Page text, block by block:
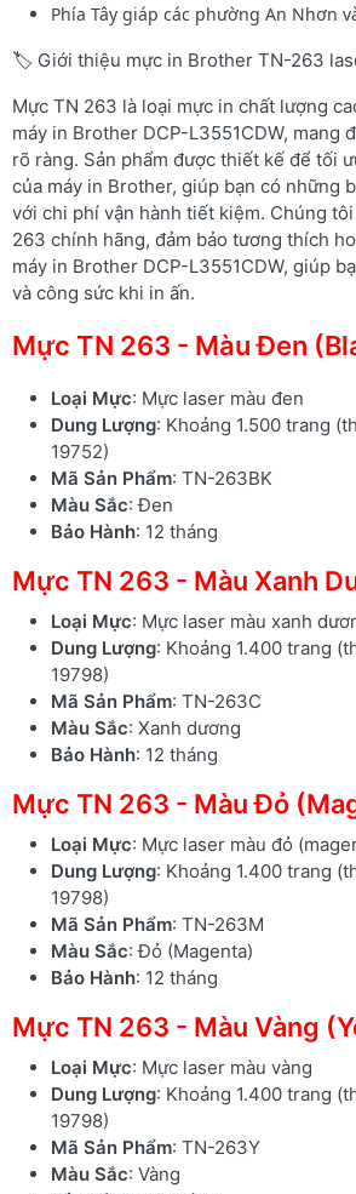
Phía Tây giáp các phường An Nhơn
🏷️ Giới thiệu mực in Brother TN-263
Mực TN 263 là loại mực in chất lượng
máy in Brother DCP-L3551CDW, mang
rõ ràng. Sản phẩm được thiết kế để tối
của máy in Brother, giúp bạn có những
với chi phí vận hành tiết kiệm. Chúng
263 chính hãng, đảm bảo tương thích
máy in Brother DCP-L3551CDW, giúp
và công sức khi in ấn.
Mực TN 263 - Màu Đen
Loại Mực: Mực laser màu đen
Dung Lượng: Khoảng 1.500 trang
19752)
Mã Sản Phẩm: TN-263BK
Màu Sắc: Đen
Bảo Hành: 12 tháng
Mực TN 263 - Màu Xanh
Loại Mực: Mực laser màu xanh
Dung Lượng: Khoảng 1.400 trang
19798)
Mã Sản Phẩm: TN-263C
Màu Sắc: Xanh dương
Bảo Hành: 12 tháng
Mực TN 263 - Màu Đỏ
Loại Mực: Mực laser màu đỏ
Dung Lượng: Khoảng 1.400 trang
19798)
Mã Sản Phẩm: TN-263M
Màu Sắc: Đỏ (Magenta)
Bảo Hành: 12 tháng
Mực TN 263 - Màu Vàng
Loại Mực: Mực laser màu vàng
Dung Lượng: Khoảng 1.400 trang
19798)
Mã Sản Phẩm: TN-263Y
Màu Sắc: Vàng